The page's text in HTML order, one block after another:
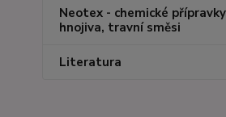
Neotex - chemické
hnojiva, travní směsi
Literatura